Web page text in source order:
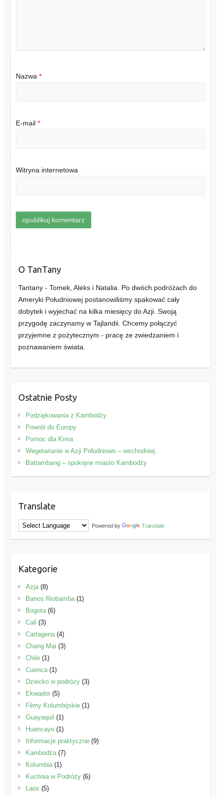
Nazwa *
E-mail *
Witryna internetowa
O TanTany
Tantany - Tomek, Aleks i Natalia. Po dwóch podróżach do
Ameryki Południowej postanowiliśmy spakować cały
dobytek i wyjechać na kilka miesięcy do Azji. Swoją
przygodę zaczynamy w Tajlandii. Chcemy połączyć
przyjemne z pożytecznym - pracę ze zwiedzaniem i
poznawaniem świata.
Ostatnie Posty
Podziękowania z Kambodży
Powrót do Europy
Pomoc dla Kima
Wegetarianie w Azji Południowo – wschodniej
Battambang – spokojne miasto Kambodży
Translate
Powered by Translate
Kategorie
Azja(8)
Banos Riobamba(1)
Bogota(6)
Cali (3)
Cartagena(4)
Chang Mai (3)
Chile(1)
Cuenca(1)
Dziecko w podróży(3)
Ekwador(5)
Filmy Kolumbijskie(1)
Guayaquil (1)
Huancayo(1)
Informacje praktyczne(9)
Kambodża(7)
Kolumbia(1)
Kuchnia w Podróży(6)
Laos (5)